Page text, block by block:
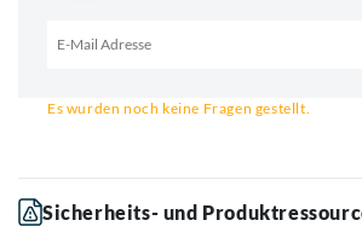
Es wurden noch keine Fragen gestellt.
Sicherheits- und